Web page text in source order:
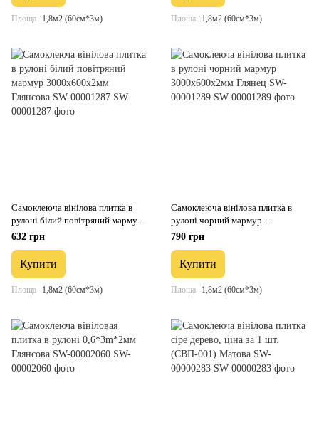
Площа 1,8м2 (60см*3м) Площа 1,8м2 (60см*3м)
Самоклеюча вінілова плитка в
рулоні білий повітряний мармур
3000х600х2мм Глянсова SW-
632 грн
Купити
Площа 1,8м2 (60см*3м)
Самоклеюча вінілова плитка в
рулоні чорний мармур
3000х600х2мм Глянец SW-
790 грн
Купити
Площа 1,8м2 (60см*3м)